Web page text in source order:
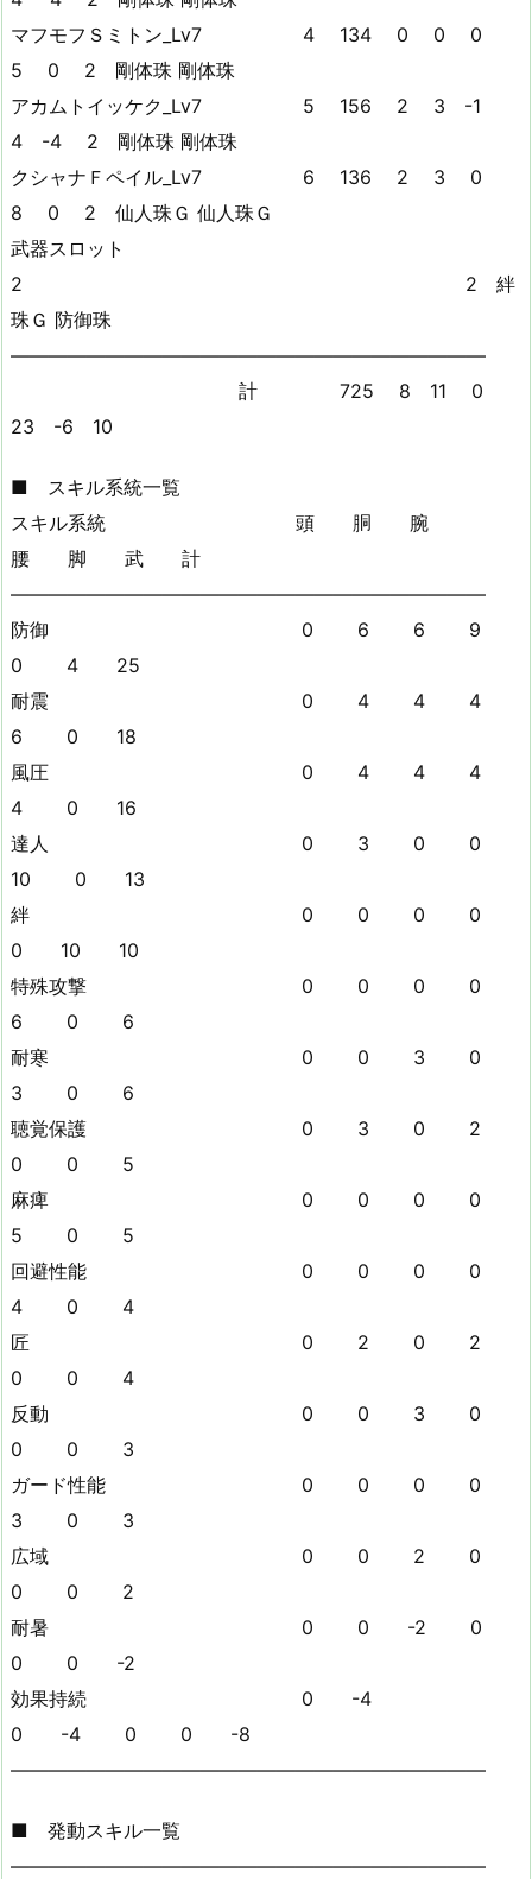
マフモフＳミトン_Lv7 4 134 0 0 0
5 0 2 剛体珠 剛体珠
アカムトイッケク_Lv7 5 156 2 3 -1
4 -4 2 剛体珠 剛体珠
クシャナＦペイル_Lv7 6 136 2 3 0
8 0 2 仙人珠Ｇ 仙人珠Ｇ
武器スロット
2 2 絆
珠Ｇ 防御珠
—————————————————————————
計 725 8 11 0
23 -6 10
■ スキル系統一覧
スキル系統 頭 胴 腕
腰 脚 武 計
—————————————————————————
防御 0 6 6 9
0 4 25
耐震 0 4 4 4
6 0 18
風圧 0 4 4 4
4 0 16
達人 0 3 0 0
10 0 13
絆 0 0 0 0
0 10 10
特殊攻撃 0 0 0 0
6 0 6
耐寒 0 0 3 0
3 0 6
聴覚保護 0 3 0 2
0 0 5
麻痺 0 0 0 0
5 0 5
回避性能 0 0 0 0
4 0 4
匠 0 2 0 2
0 0 4
反動 0 0 3 0
0 0 3
ガード性能 0 0 0 0
3 0 3
広域 0 0 2 0
0 0 2
耐暑 0 0 -2 0
0 0 -2
効果持続 0 -4
0 -4 0 0 -8
—————————————————————————
■ 発動スキル一覧
—————————————————————————